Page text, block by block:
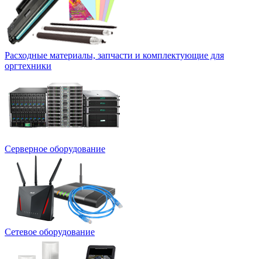
Расходные материалы, запчасти и комплектующие для
оргтехники
Серверное оборудование
Сетевое оборудование